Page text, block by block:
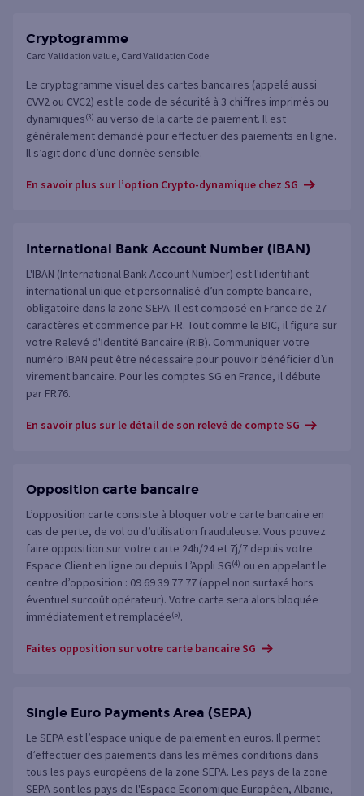
Cryptogramme
Card Validation Value, Card Validation Code
Le cryptogramme visuel des cartes bancaires (appelé aussi
CVV2 ou CVC2) est le code de sécurité à 3 chiffres imprimés ou
dynamiques(3) au verso de la carte de paiement. Il est
généralement demandé pour effectuer des paiements en ligne.
Il s’agit donc d’une donnée sensible.
En savoir plus sur l’option Crypto-dynamique chez SG
International Bank Account Number (IBAN)
L'IBAN (International Bank Account Number) est l'identifiant
international unique et personnalisé d’un compte bancaire,
obligatoire dans la zone SEPA. Il est composé en France de 27
caractères et commence par FR. Tout comme le BIC, il figure sur
votre Relevé d'Identité Bancaire (RIB). Communiquer votre
numéro IBAN peut être nécessaire pour pouvoir bénéficier d’un
virement bancaire. Pour les comptes SG en France, il débute
par FR76.
En savoir plus sur le détail de son relevé de compte SG
Opposition carte bancaire
L’opposition carte consiste à bloquer votre carte bancaire en
cas de perte, de vol ou d’utilisation frauduleuse. Vous pouvez
faire opposition sur votre carte 24h/24 et 7j/7 depuis votre
Espace Client en ligne ou depuis L’Appli SG(4) ou en appelant le
centre d’opposition : 09 69 39 77 77 (appel non surtaxé hors
éventuel surcoût opérateur). Votre carte sera alors bloquée
immédiatement et remplacée(5).
Faites opposition sur votre carte bancaire SG
Single Euro Payments Area (SEPA)
Le SEPA est l’espace unique de paiement en euros. Il permet
d’effectuer des paiements dans les mêmes conditions dans
tous les pays européens de la zone SEPA. Les pays de la zone
SEPA sont les pays de l'Espace Economique Européen, Albanie,